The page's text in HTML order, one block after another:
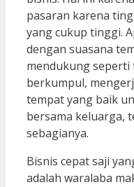
pasaran karena
yang cukup tinggi.
dengan suasana
mendukung
berkumpul,
tempat yang baik
bersama keluarga,
sebagianya.
Bisnis cepat saji
adalah waralaba